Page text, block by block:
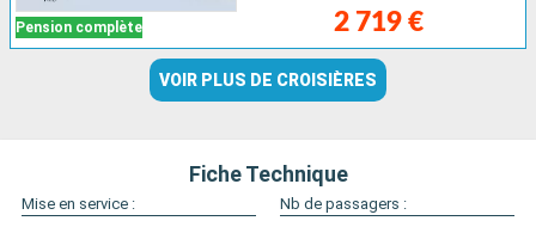
Pension complète 2 719 €
VOIR PLUS DE CROISIÈRES
Fiche Technique
Mise en service :
Nb de passagers :